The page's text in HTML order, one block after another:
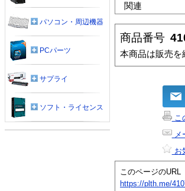
関連
商品番号
本商品は販売を
こ
メ
お
このページのURL
https://plth.me/
パソコン・周辺機器
PCパーツ
サプライ
ソフト・ライセンス